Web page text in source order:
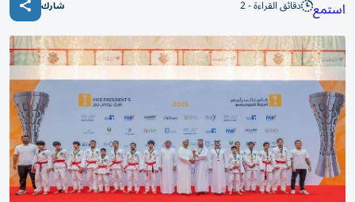
استمع دقائق القراءة - 2 شارك